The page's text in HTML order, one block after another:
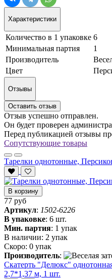
Характеристики
Количество в 1 упаковке 6
Минимальная партия
1
Производитель
Цвет
Отзывы
Оставить отзыв
Отзыв успешно отправлен.
Он будет проверен
Перед публикацией отзывы
Сопутствующие товары
Тарелки однотонные,
В корзину
77 руб
Артикул: 1502-6226
В упаковке: 6 шт.
Мин. партия: 1 упак
В наличии: 2 упак
Скоро: 0 упак
Производитель:
Скатерть "Делюкс"
2,7*1,37 м, 1 шт.